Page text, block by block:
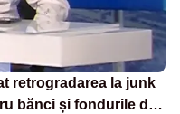
retrogradarea la junk
bănci și fondurile de